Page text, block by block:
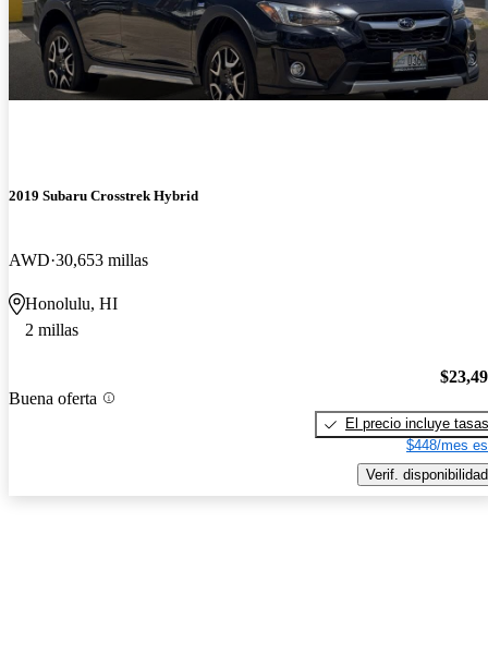
2019 Subaru Crosstrek Hybrid
AWD 30,653 millas
Honolulu, HI
2 millas
Buena oferta
El precio incluye tasas
$448/mes
Verif. disponibilidad